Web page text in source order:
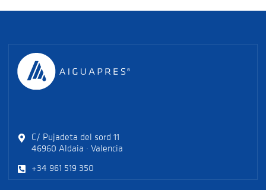
C/ Pujadeta del sord 11
46960 Aldaia · Valencia
+34 961 519 350